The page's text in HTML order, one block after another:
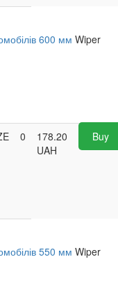
600 мм Wiper
0
178.20
UAH
Buy
550 мм Wiper